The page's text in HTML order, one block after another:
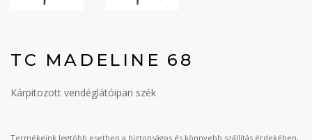
TC MADELINE 68
Kárpitozott vendéglátóipari szék
Termékeink legtöbb esetben a biztonságos és könnyebb szállítás érdekében,